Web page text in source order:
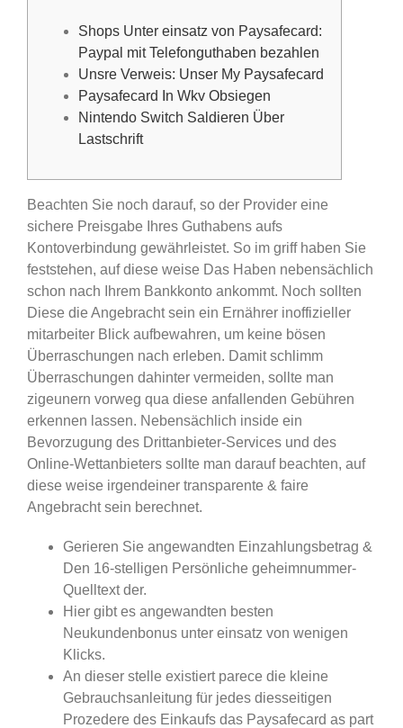
Shops Unter einsatz von Paysafecard:
Paypal mit Telefonguthaben bezahlen
Unsre Verweis: Unser My Paysafecard
Paysafecard In Wkv Obsiegen
Nintendo Switch Saldieren Über
Lastschrift
Beachten Sie noch darauf, so der Provider eine
sichere Preisgabe Ihres Guthabens aufs
Kontoverbindung gewährleistet. So im griff haben Sie
feststehen, auf diese weise Das Haben nebensächlich
schon nach Ihrem Bankkonto ankommt. Noch sollten
Diese die Angebracht sein ein Ernährer inoffizieller
mitarbeiter Blick aufbewahren, um keine bösen
Überraschungen nach erleben. Damit schlimm
Überraschungen dahinter vermeiden, sollte man
zigeunern vorweg qua diese anfallenden Gebühren
erkennen lassen. Nebensächlich inside ein
Bevorzugung des Drittanbieter-Services und des
Online-Wettanbieters sollte man darauf beachten, auf
diese weise irgendeiner transparente & faire
Angebracht sein berechnet.
Gerieren Sie angewandten Einzahlungsbetrag &
Den 16-stelligen Persönliche geheimnummer-
Quelltext der.
Hier gibt es angewandten besten
Neukundenbonus unter einsatz von wenigen
Klicks.
An dieser stelle existiert parece die kleine
Gebrauchsanleitung für jedes diesseitigen
Prozedere des Einkaufs das Paysafecard as part